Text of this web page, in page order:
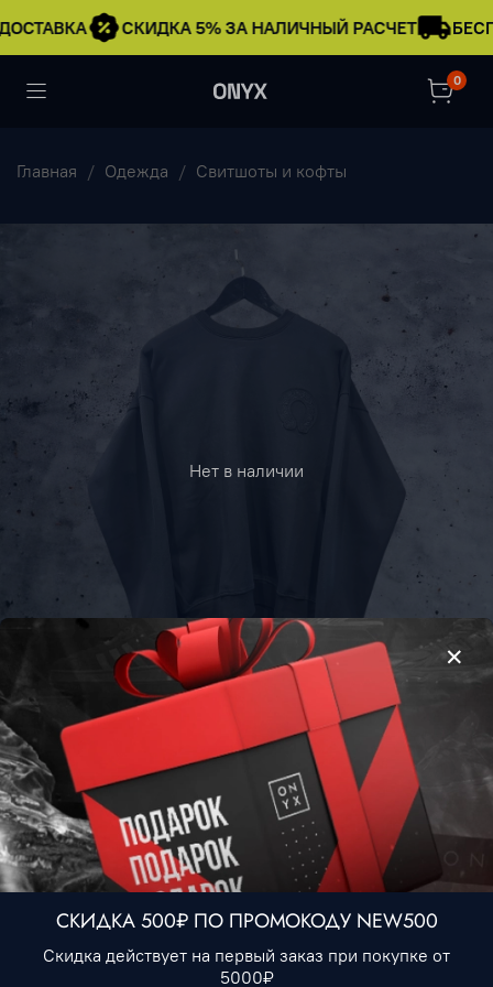
СКИДКА 5% ЗА НАЛИЧНЫЙ РАСЧЕТ
0
Главная Одежда Свитшоты и кофты
Нет в наличии
Свитшот Chrome Hearts #2 • Черный
3 490 ₽
Нет в наличии
В избранное
Описание
СКИДКА 500₽ ПО ПРОМОКОДУ NEW500
Скидка действует на первый заказ при покупке от
5000₽